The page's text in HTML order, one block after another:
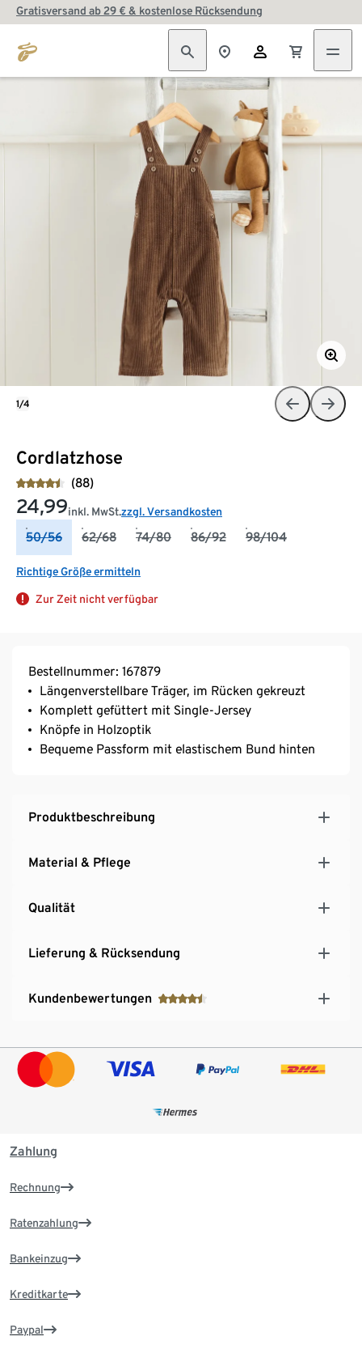
Gratisversand ab 29 € & kostenlose Rücksendung
Cordlatzhose
(88)
24,99inkl. MwSt.zzgl. Versandkosten
50/56 62/68 74/80 86/92 98/104
Richtige Größe ermitteln
Zur Zeit nicht verfügbar
1/4
Bestellnummer: 167879
Längenverstellbare Träger, im Rücken gekreuzt
Komplett gefüttert mit Single-Jersey
Knöpfe in Holzoptik
Bequeme Passform mit elastischem Bund hinten
Produktbeschreibung
Material & Pflege
Qualität
Lieferung & Rücksendung
Kundenbewertungen
Zahlung
Rechnung
Ratenzahlung
Bankeinzug
Kreditkarte
Paypal